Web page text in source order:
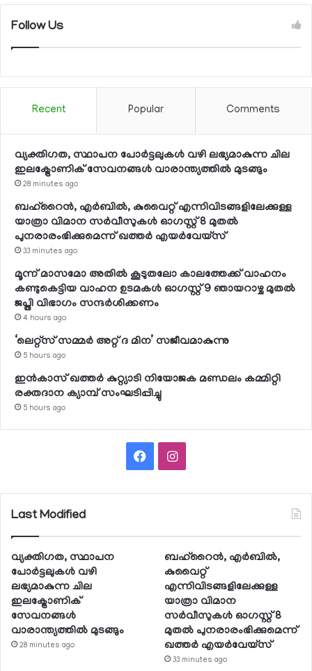
Follow Us
Recent Popular Comments
വ്യക്തിഗത, സ്ഥാപന പോര്‍ട്ടലുകള്‍ വഴി ലഭ്യമാകുന്ന ചില
ഇലക്ട്രോണിക് സേവനങ്ങള്‍ വാരാന്ത്യത്തില്‍ മുടങ്ങും
28 minutes ago
ബഹ്റൈന്‍, എര്‍ബില്‍, കുവൈറ്റ് എന്നിവിടങ്ങളിലേക്കുള്ള
യാത്രാ വിമാന സര്‍വീസുകള്‍ ഓഗസ്റ്റ് 8 മുതല്‍
പുനരാരംഭിക്കുമെന്ന് ഖത്തര്‍ എയര്‍വേയ്സ്
33 minutes ago
മൂന്ന് മാസമോ അതില്‍ കൂടുതലോ കാലത്തേക്ക് വാഹനം
കണ്ടുകെട്ടിയ വാഹന ഉടമകള്‍ ഓഗസ്റ്റ് 9 ഞായറാഴ്ച മുതല്‍
ജപ്തി വിഭാഗം സന്ദര്‍ശിക്കണം
4 hours ago
‘ലെറ്റ്‌സ് സമ്മര്‍ അറ്റ് ദ മിന’ സജീവമാകുന്നു
5 hours ago
ഇന്‍കാസ് ഖത്തര്‍ കുറ്റ്യാടി നിയോജക മണ്ഡലം കമ്മിറ്റി
രക്തദാന ക്യാമ്പ് സംഘടിപ്പിച്ചു
5 hours ago
FacebookInstagram
Last Modified
വ്യക്തിഗത, സ്ഥാപന
പോര്‍ട്ടലുകള്‍ വഴി
ലഭ്യമാകുന്ന ചില
ഇലക്ട്രോണിക്
സേവനങ്ങള്‍
വാരാന്ത്യത്തില്‍ മുടങ്ങും
28 minutes ago
ബഹ്റൈന്‍, എര്‍ബില്‍,
കുവൈറ്റ്
എന്നിവിടങ്ങളിലേക്കുള്ള
യാത്രാ വിമാന
സര്‍വീസുകള്‍ ഓഗസ്റ്റ് 8
മുതല്‍ പുനരാരംഭിക്കുമെന്ന്
ഖത്തര്‍ എയര്‍വേയ്സ്
33 minutes ago